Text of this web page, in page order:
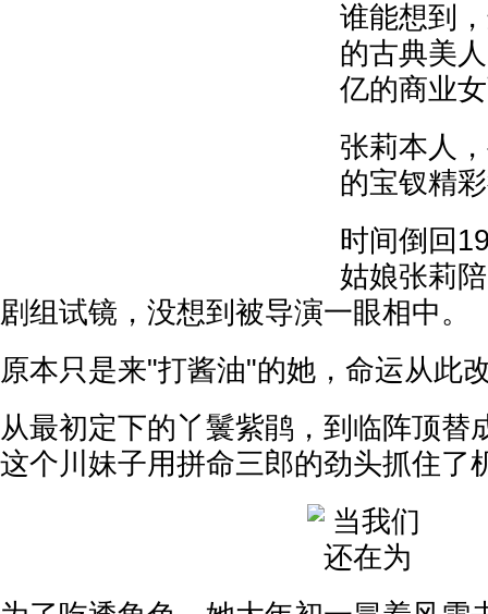
谁能想到
的古典美
亿的商业
张莉本人
的宝钗精
时间倒回
姑娘张莉
剧组试镜，没想到被导演一眼相中。
原本只是来"打酱油"的她，命运从此
从最初定下的丫鬟紫鹃，到临阵顶替
这个川妹子用拼命三郎的劲头抓住了